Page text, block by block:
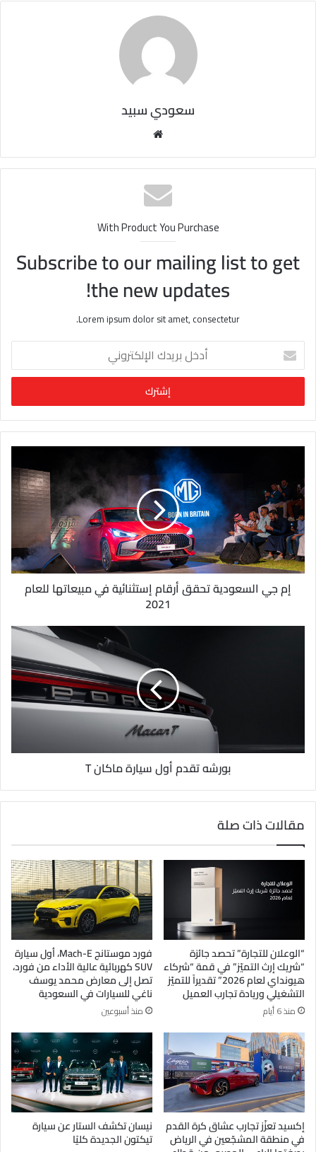
سعودي سبيد
الوي
ب
With Product You Purchase
Subscribe to our mailing list to get
the new updates!
Lorem ipsum dolor sit amet, consectetur.
خ
ب
ر
ي
د
ا
ل
إ
ل
ك
ت
ر
إم جي السعودية تحقق أرقام إستثنائية في مبيعاتها للعام
2021
بورشه تقدم أول سيارة ماكان T
مقالات ذات صلة
“الوعلان للتجارة” تحصد جائزة
“شريك إرث التميّز” في قمة “شركاء
هيونداي لعام 2026” تقديراً للتميّز
التشغيلي وريادة تجارب العميل
منذ 6 أيام
فورد موستانج Mach-E، أول سيارة
SUV كهربائية عالية الأداء من فورد،
تصل إلى معارض محمد يوسف
ناغي للسيارات في السعودية
منذ أسبوعين
إكسيد تعزّز تجارب عشاق كرة القدم
في منطقة المشجّعين في الرياض
نيسان تكشف الستار عن سيارة
تيكتون الجديدة كليًا